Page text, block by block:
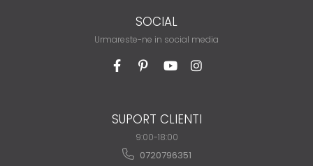
SOCIAL
Urmareste-ne in social media
SUPORT CLIENTI
9:00-18:00
0720796351